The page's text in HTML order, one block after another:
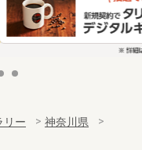
リー
神奈川県